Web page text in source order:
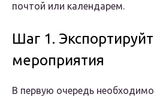
почтой или календарем.
Шаг 1.
мероприятия
В первую очередь